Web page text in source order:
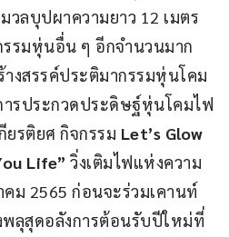
วลบุปผาความยาว 12 เมตร
รรมหุ่นอื่น ๆ อีกจำนวนมาก
งสรรค์ประติมากรรมหุ่นโคม
รประกวดประดิษฐ์หุ่นโคมไฟ
ยรติยศ กิจกรรม Let’s Glow
Life” วิ่งเติมไฟแห่งความ
ม 2565 ก่อนจะร่วมเคานท์
ลุสุดอลังการต้อนรับปีใหม่ที่